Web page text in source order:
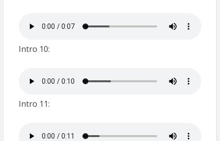
Intro 10:
Intro 11: